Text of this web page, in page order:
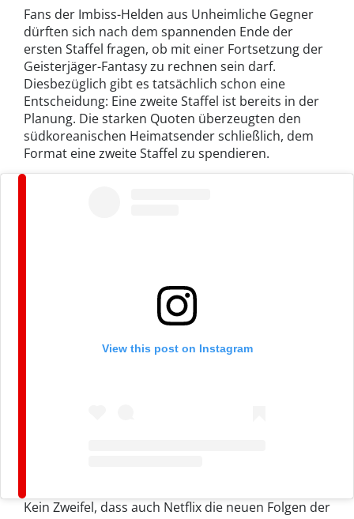
Fans der Imbiss-Helden aus Unheimliche Gegner
dürften sich nach dem spannenden Ende der
ersten Staffel fragen, ob mit einer Fortsetzung der
Geisterjäger-Fantasy zu rechnen sein darf.
Diesbezüglich gibt es tatsächlich schon eine
Entscheidung: Eine zweite Staffel ist bereits in der
Planung. Die starken Quoten überzeugten den
südkoreanischen Heimatsender schließlich, dem
Format eine zweite Staffel zu spendieren.
View this post on Instagram
Kein Zweifel, dass auch Netflix die neuen Folgen der